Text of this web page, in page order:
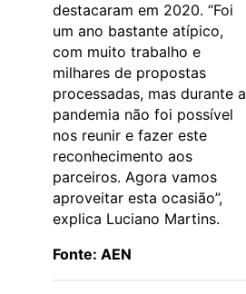
destacaram em 2020. “Foi
um ano bastante atípico,
com muito trabalho e
milhares de propostas
processadas, mas durante a
pandemia não foi possível
nos reunir e fazer este
reconhecimento aos
parceiros. Agora vamos
aproveitar esta ocasião”,
explica Luciano Martins.
Fonte: AEN